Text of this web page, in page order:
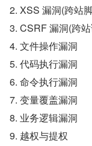
2. XSS 漏洞(跨站
3. CSRF 漏洞(跨
4. 文件操作漏洞
5. 代码执行漏洞
6. 命令执行漏洞
7. 变量覆盖漏洞
8. 业务逻辑漏洞
9. 越权与提权